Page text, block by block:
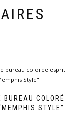
BUREAU COLORÉE
STYLE”